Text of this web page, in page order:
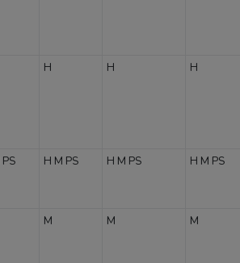
H H H
PS H M PS H M PS H M PS
M M M